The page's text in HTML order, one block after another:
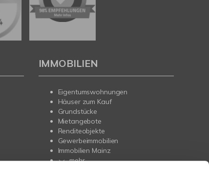
IMMOBILIEN
Eigentumswohnungen
Häuser zum Kauf
Grundstücke
Mietangebote
Renditeobjekte
Gewerbeimmobilien
Immobilien Mainz
mehr